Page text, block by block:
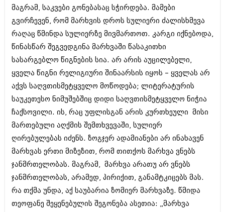
ისტორია
სხვადასხვა
ანონსი
აგვისტო 2018 (162)
ივლისი 2018 (223)
ივნისი 2018 (244)
აპრილი 2018 (194)
მარტი 2018 (256)
თებერვალი 2018 (208)
იანვარი 2018 (215)
დეკემბერი 2017 (243)
ნოემბერი 2017 (212)
ოქტომბერი 2017 (231)
სექტემბერი 2017 (261)
არქივი
ნოემბერი 2020 (103)
ოქტომბერი 2020 (209)
სექტემბერი 2020 (204)
აგვისტო 2020 (249)
ივლისი 2020 (204)
ივნისი 2020 (249)
არქივის ზომის ნახვა
მაგრამ, საკვები გონებასაც სჭირდება. მამები
გვირჩევენ, რომ მარხვის დროს სულიერი ძალისხმევა
რაღაც წმინდა სულიერზე მივმართოთ. კარგი იქნებოდა,
წინასწარ შეგვედგინა მარხვაში წასაკითხი
სასარგებლო წიგნების სია. არ არის აუცილებელი,
ყველა წიგნი რელიგიური შინაარსის იყოს – ყველას არ
აქვს საღვთისმეტყველო მოწოდება; ლიტერატურის
საუკეთესო ნიმუშებშიც დიდი საღვთისმეტყველო ნიჭია
ჩაქსოვილი. ის‚ რაც უფლისგან არის კურთხეული მისი
მართებული აღქმის შემთხვევაში, სულიერ
ღირებულებას იძენს. ზოგჯერ ადამიანები არ ინახავენ
მარხვას ერთი მიზეზით, რომ თითქოს მარხვა ვნებს
ჯანმრთელობას. მაგრამ, მარხვა არათუ არ ვნებს
ჯანმრთელობას, არამედ, პირიქით, განამტკიცებს მას.
რა თქმა უნდა‚ აქ საუბარია ზომიერ მარხვაზე. წმიდა
თეოფანე შეყენებულის შეგონება ასეთია: „მარხვა